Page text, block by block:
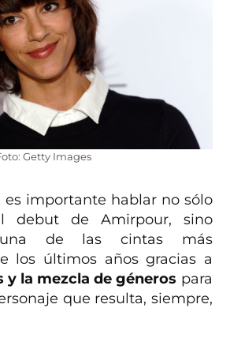
Getty Images
importante hablar no sólo
debut de Amirpour, sino
de las cintas más
los últimos años gracias a
y la mezcla de géneros para
que resulta, siempre,